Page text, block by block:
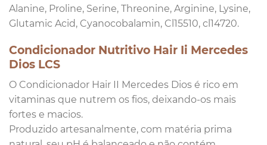
Alanine, Proline, Serine, Threonine, Arginine, Lysine,
Glutamic Acid, Cyanocobalamin, Cl15510, cl14720.
Condicionador Nutritivo Hair Ii Mercedes
Dios LCS
O Condicionador Hair II Mercedes Dios é rico em
vitaminas que nutrem os fios, deixando-os mais
fortes e macios.
Produzido artesanalmente, com matéria prima